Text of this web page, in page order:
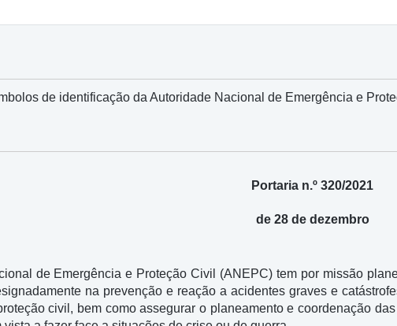
de identificação da Autoridade Nacional de Emergência e
Portaria n.º 320/2021
de 28 de dezembro
de Emergência e Proteção Civil (ANEPC) tem por missão
na prevenção e reação a acidentes graves e
civil, bem como assegurar o planeamento e coordenação